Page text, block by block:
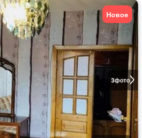
3фото
Новое